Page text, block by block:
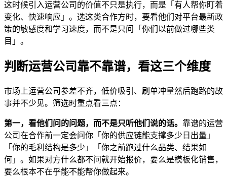
这时候引入运营公司的价值不只是执行，而是「有人帮你盯着
变化、快速响应」。选这类合作方时，要看他们对平台最新政
策的敏感度和学习速度，而不是只问「你们以前做过哪些类
目」。
判断运营公司靠不靠谱，看这三个维度
市场上运营公司参差不齐，低价吸引、刷单冲量然后跑路的故
事并不少见。筛选时重点看三点：
第一，看他们问的问题，而不是只听他们说的话。 靠谱的运营
公司在合作前一定会问你「你的供应链能支撑多少日出量」
「你的毛利结构是多少」「你之前跑过什么品类、结果如
何」。如果对方什么都不问就开始报价，要么是模板化销售，
要么根本不在乎能不能帮你做起来。